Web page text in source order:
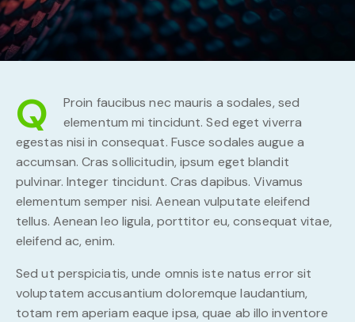
Q
Proin faucibus nec mauris a sodales, sed
elementum mi tincidunt. Sed eget viverra
egestas nisi in consequat. Fusce sodales augue a
accumsan. Cras sollicitudin, ipsum eget blandit
pulvinar. Integer tincidunt. Cras dapibus. Vivamus
elementum semper nisi. Aenean vulputate eleifend
tellus. Aenean leo ligula, porttitor eu, consequat vitae,
eleifend ac, enim.
Sed ut perspiciatis, unde omnis iste natus error sit
voluptatem accusantium doloremque laudantium,
totam rem aperiam eaque ipsa, quae ab illo inventore